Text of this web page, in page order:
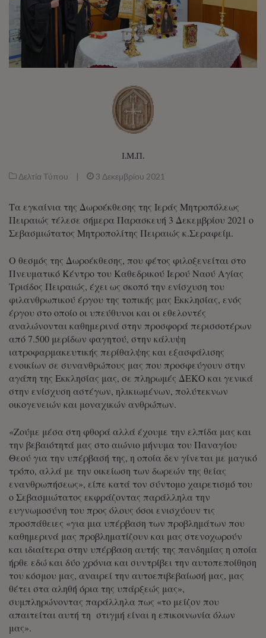
Ι.Μ.Π.
Δελτία Τύπου | 3 Δεκεμβρίου 2021
Τα εγκαίνια της Δωροέκθεσης της Ιεράς Μητροπόλεως
Πειραιώς τέλεσε σήμερα Παρασκευή 3 Δεκεμβρίου 2021 ο
Σεβασμιώτατος Μητροπολίτης Πειραιώς κ.Σεραφείμ.
Ο θεσμός της Δωροέκθεσης, που φέτος φιλοξενείται στο
Πνευματικό Κέντρο του Καθεδρικού Ιερού Ναού Αγίας
Τριάδος Πειραιώς, έχει ως σκοπό την ενίσχυση του
φιλανθρωπικού έργου της τοπικής μας Εκκλησίας, ενός
έργου στο οποίο οι υπεύθυνοι και οι εθελοντές
αναλώνονται καθημερινά στην προσφορά περισσοτέρων
από 7.500 μερίδων φαγητού, στην κάλυψη
ιατροφαρμακευτικής περίθαλψης και εξασφάλισης
ενοικίων σε συνανθρώπους μας που προσφεύγουν στην
αγάπη της Εκκλησίας μας, σε πληρωμές ΔΕΚΟ και γενικά
στην ενίσχυση αστέγων, ηλικιωμένων, πολύτεκνων
οικογενειών και μοναχικών ανθρώπων.
«Ζούμε μέσα στη φθορά αλλά έχουμε την ελπίδα μας και
την βεβαιότητά μας στο αιώνιο μήνυμα του Παναγίου
Θεού για την υπέρβασή της, η οποία δεν γίνεται με μαγικό
τρόπο, αλλά με την οικείωση των δωρεών της θείας
ενανθρωπήσεως», είπε κατά τον σύντομο χαιρετισμό του
ο Σεβασμιώτατος εκφράζοντας παράλληλα την
ευγνωμοσύνη του προς όλους όσοι ενισχύουν τις
προσπάθειες «για μια υπέρβαση των προβλημάτων που
καθημερινά μας προβληματίζουν και μας στενοχωρούν
και ιδιαίτερα στην υπέρβαση αυτής της πανδημίας η οποία
ήρθε εδώ και δύο χρόνια και συντρίβει την αυτοπεποίθηση
του κόσμου μας, αναιρεί την αυτοεπιβεβαίωσή μας, μας
θέτει στα αληθή όρια της υπάρξεώς μας»,
συμπληρώνοντας παράλληλα πως «το μείζον που
απαιτείται αυτή τη στιγμή είναι η επικοινωνία όλων
μας».